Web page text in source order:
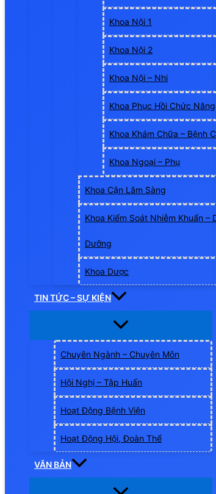
Khoa Nội 1
Khoa Nội 2
Khoa Nội – Nhi
Khoa Phục Hồi Chức Năng
Khoa Khám Chữa – Bệnh
Khoa Ngoại – Phụ
Khoa Cận Lâm Sàng
Khoa Kiểm Soát Nhiễm Khuẩn –
Dưỡng
Khoa Dược
TIN TỨC – SỰ KIỆN
Chuyên Ngành – Chuyên Môn
Hội Nghị – Tập Huấn
Hoạt Động Bệnh Viện
Hoạt Động Hội, Đoàn Thể
VĂN BẢN